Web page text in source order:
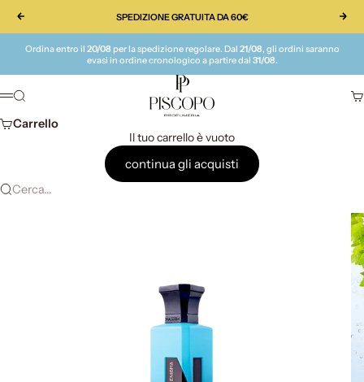
Precedente
SPEDIZIONE GRATUITA DA 60€
Ordina entro il 20/08 per la spedizione regolare. Dal 21/08, gli ordini saranno
evasi in ordine cronologico a partire dal 31/08.
Piscopo Profumeria
Menù
Cerca
Carrello
Il tuo carrello è vuoto
continua gli acquisti
Cerca...